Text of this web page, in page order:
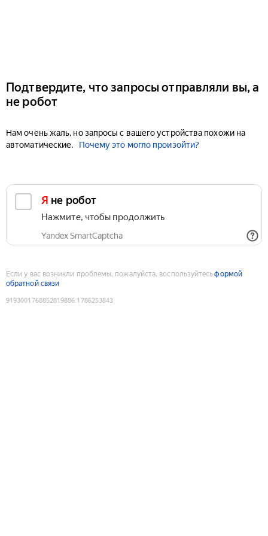
Подтвердите, что запросы отправляли вы, а
не робот
Нам очень жаль, но запросы с вашего устройства похожи на
автоматические.
Почему это могло произойти?
Я не робот
Нажмите, чтобы продолжить
Yandex SmartCaptcha
Если у вас возникли проблемы, пожалуйста, воспользуйтесьформой
обратной связи
9193001768852819886:1786253843